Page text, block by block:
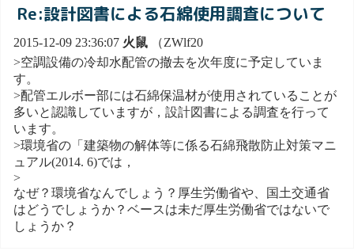
Re:設計図書による石綿使用調査について
2015-12-09 23:36:07 火鼠 （ZWlf20
>空調設備の冷却水配管の撤去を次年度に予定していま
す。
>配管エルボー部には石綿保温材が使用されていることが
多いと認識していますが，設計図書による調査を行って
います。
>環境省の「建築物の解体等に係る石綿飛散防止対策マニ
ュアル(2014. 6)では，
>
なぜ？環境省なんでしょう？厚生労働省や、国土交通省
はどうでしょうか？ベースは未だ厚生労働省ではないで
しょうか？